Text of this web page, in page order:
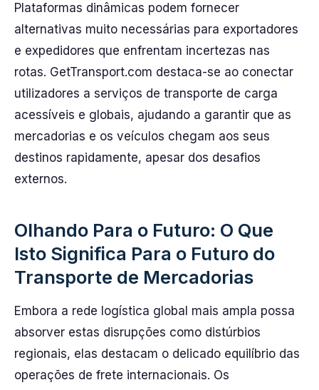
Plataformas dinâmicas podem fornecer
alternativas muito necessárias para exportadores
e expedidores que enfrentam incertezas nas
rotas. GetTransport.com destaca-se ao conectar
utilizadores a serviços de transporte de carga
acessíveis e globais, ajudando a garantir que as
mercadorias e os veículos chegam aos seus
destinos rapidamente, apesar dos desafios
externos.
Olhando Para o Futuro: O Que
Isto Significa Para o Futuro do
Transporte de Mercadorias
Embora a rede logística global mais ampla possa
absorver estas disrupções como distúrbios
regionais, elas destacam o delicado equilíbrio das
operações de frete internacionais. Os